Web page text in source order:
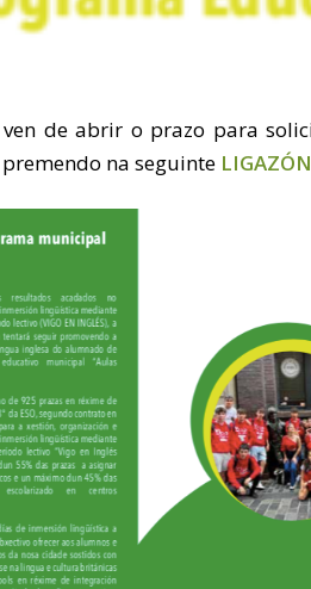
de abrir o prazo para
na seguinte LIGAZÓN